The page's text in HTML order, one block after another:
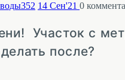
352 14 Сен'21 0
Участок с
после?